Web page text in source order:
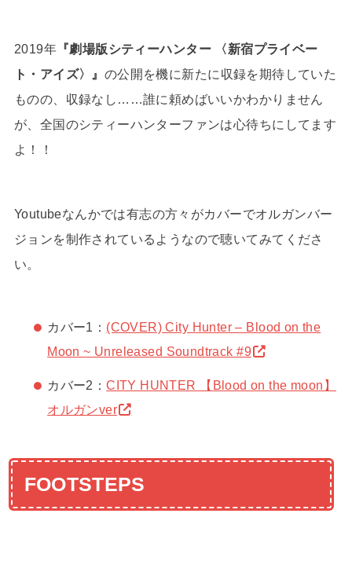
2019年『劇場版シティーハンター 〈新宿プライベー
ト・アイズ〉』 の公開を機に新たに収録を期待していた
ものの、収録なし……誰に頼めばいいかわかりません
が、全国のシティーハンターファンは心待ちにしてます
よ！！
Youtubeなんかでは有志の方々がカバーでオルガンバー
ジョンを制作されているようなので聴いてみてくださ
い。
カバー1： (COVER) City Hunter – Blood on the
Moon ~ Unreleased Soundtrack #9
カバー2：CITY HUNTER 【Blood on the moon】
オルガンver
FOOTSTEPS